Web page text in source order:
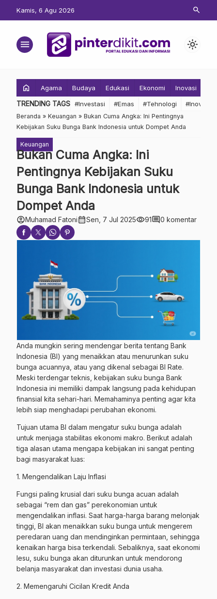
Kamis, 6 Agu 2026 search
menu light_mode
home Agama Budaya Edukasi Ekonomi Inovasi
TRENDING TAGS #Investasi #Emas #Tehnologi #Inovasi
Beranda » Keuangan » Bukan Cuma Angka: Ini Pentingnya
Kebijakan Suku Bunga Bank Indonesia untuk Dompet Anda
Keuangan
Bukan Cuma Angka: Ini
Pentingnya Kebijakan Suku
Bunga Bank Indonesia untuk
Dompet Anda
account_circleMuhamad Fatonicalendar_monthSen, 7 Jul 2025visibility91comment0 komentar
Anda mungkin sering mendengar berita tentang Bank
Indonesia (BI) yang menaikkan atau menurunkan suku
bunga acuannya, atau yang dikenal sebagai BI Rate.
Meski terdengar teknis, kebijakan suku bunga Bank
Indonesia ini memiliki dampak langsung pada kehidupan
finansial kita sehari-hari. Memahaminya penting agar kita
lebih siap menghadapi perubahan ekonomi.
Tujuan utama BI dalam mengatur suku bunga adalah
untuk menjaga stabilitas ekonomi makro. Berikut adalah
tiga alasan utama mengapa kebijakan ini sangat penting
bagi masyarakat luas:
1. Mengendalikan Laju Inflasi
Fungsi paling krusial dari suku bunga acuan adalah
sebagai “rem dan gas” perekonomian untuk
mengendalikan inflasi. Saat harga-harga barang melonjak
tinggi, BI akan menaikkan suku bunga untuk mengerem
peredaran uang dan mendinginkan permintaan, sehingga
kenaikan harga bisa terkendali. Sebaliknya, saat ekonomi
lesu, suku bunga akan diturunkan untuk mendorong
belanja masyarakat dan investasi dunia usaha.
2. Memengaruhi Cicilan Kredit Anda